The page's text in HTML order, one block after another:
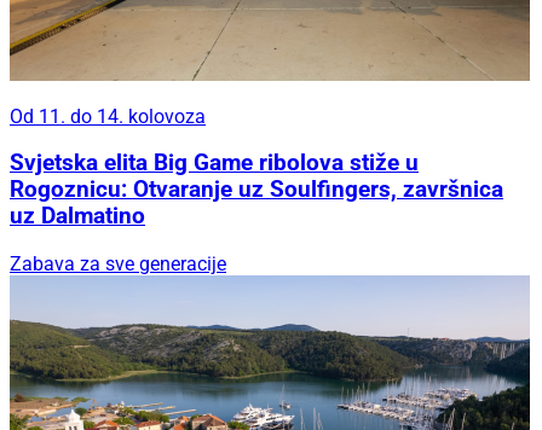
Od 11. do 14. kolovoza
Svjetska elita Big Game ribolova stiže u
Rogoznicu: Otvaranje uz Soulfingers, završnica
uz Dalmatino
Zabava za sve generacije